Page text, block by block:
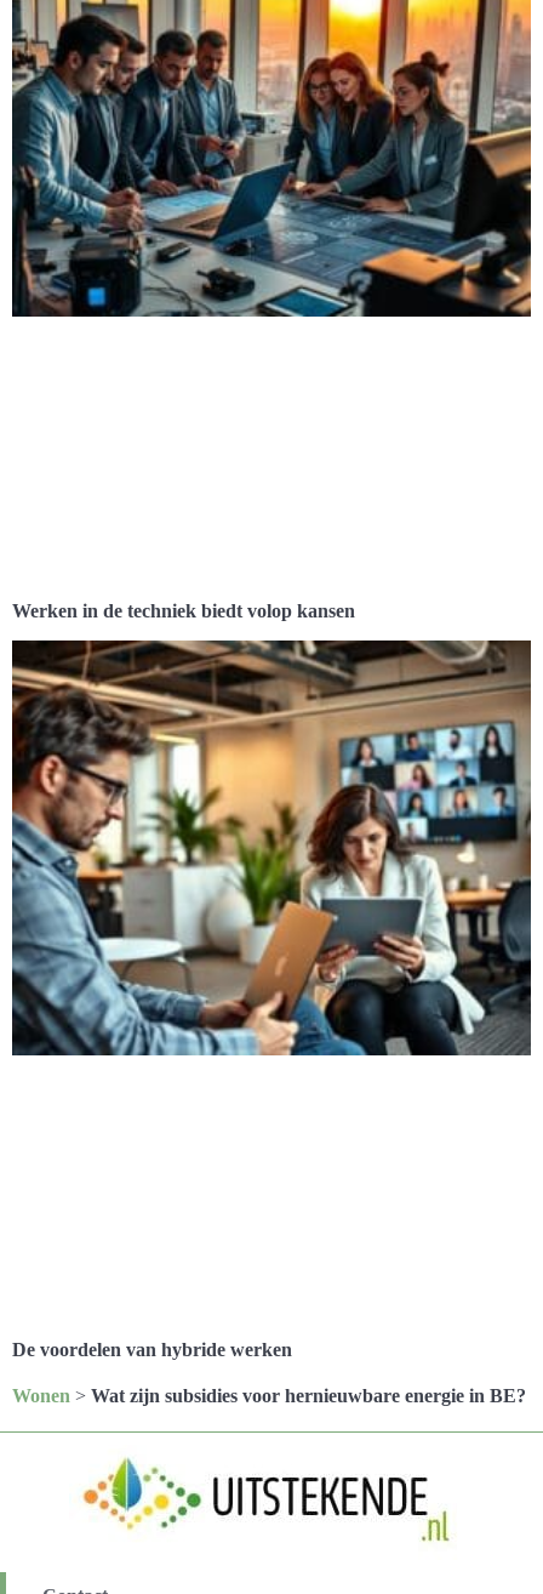
Werken in de techniek biedt volop kansen
De voordelen van hybride werken
Wonen > Wat zijn subsidies voor hernieuwbare energie in BE?